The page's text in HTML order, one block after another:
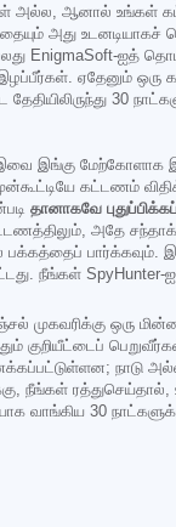
அல்ல, ஆனால் உங்கள்
அது உடனடியாகச்
EnigmaSoft-ஐத்
ஏதேனும் ஒரு
30
(இவை இங்கு
கட்டணம்
தானாகவே
அதே சந்தாக்
பக்கத்தைப்
நீங்கள் SpyHunter-
முகவரிக்கு ஒரு
குறியீட்டைப்
நாடு
நீங்கள்
வாங்கிய 30